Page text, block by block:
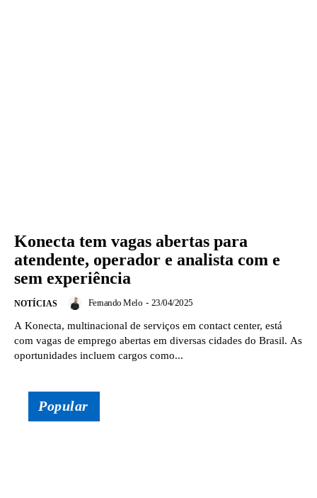
Konecta tem vagas abertas para
atendente, operador e analista com e
sem experiência
NOTÍCIAS Fernando Melo - 23/04/2025
A Konecta, multinacional de serviços em contact center, está
com vagas de emprego abertas em diversas cidades do Brasil. As
oportunidades incluem cargos como...
Popular